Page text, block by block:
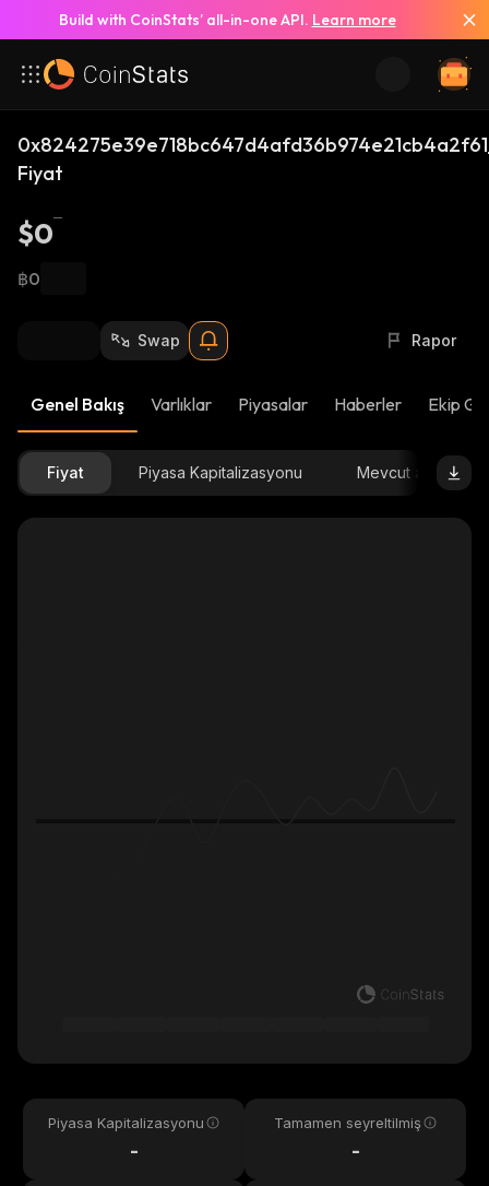
Build with CoinStats’ all-in-one API. Learn more
Fiyat
$0
฿0
Swap Rapor
Genel Bakış Varlıklar Piyasalar Haberler Ekip
Fiyat Piyasa Kapitalizasyonu Mevcut arz
Piyasa Kapitalizasyonu
-
Tamamen seyreltilmiş
-